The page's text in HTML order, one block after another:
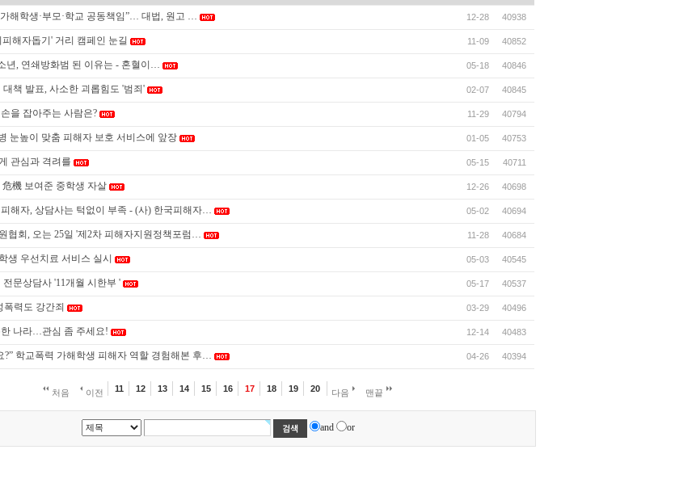
해학생·부모·학교 공동책임”… 대법, 원고 … 12-28 40938
해자돕기' 거리 캠페인 눈길 11-09 40852
년, 연쇄방화범 된 이유는 - 혼혈이… 05-18 40846
대책 발표, 사소한 괴롭힘도 '범죄' 02-07 40845
을 잡아주는 사람은? 11-29 40794
눈높이 맞춤 피해자 보호 서비스에 앞장 01-05 40753
관심과 격려를 05-15 40711
機 보여준 중학생 자살 12-26 40698
해자, 상담사는 턱없이 부족 - (사) 한국피해자… 05-02 40694
협회, 오는 25일 '제2차 피해자지원정책포럼… 11-28 40684
생 우선치료 서비스 실시 05-03 40545
전문상담사 '11개월 시한부 ' 05-17 40537
폭력도 강간죄 03-29 40496
나라…관심 좀 주세요! 12-14 40483
?” 학교폭력 가해학생 피해자 역할 경험해본 후… 04-26 40394
처음 이전 11 12 13 14 15 16 17 18 19 20 다음 맨끝
and or